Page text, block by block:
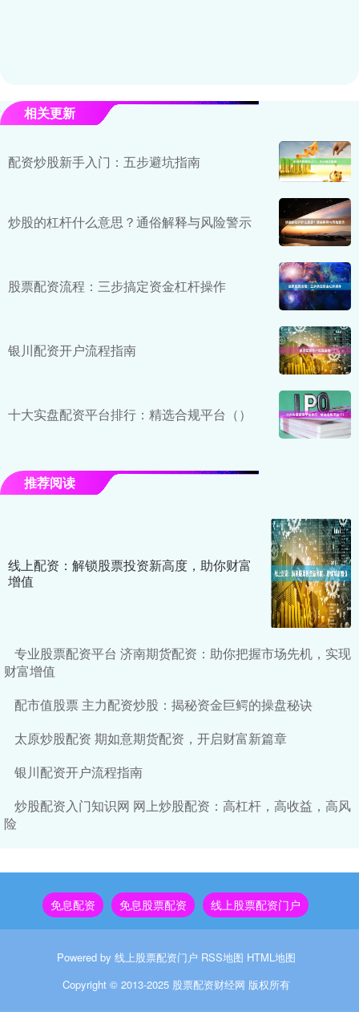
相关更新
配资炒股新手入门：五步避坑指南
炒股的杠杆什么意思？通俗解释与风险警示
股票配资流程：三步搞定资金杠杆操作
银川配资开户流程指南
十大实盘配资平台排行：精选合规平台（）
推荐阅读
线上配资：解锁股票投资新高度，助你财富
增值
专业股票配资平台 济南期货配资：助你把握市场先机，实现
财富增值
配市值股票 主力配资炒股：揭秘资金巨鳄的操盘秘诀
太原炒股配资 期如意期货配资，开启财富新篇章
银川配资开户流程指南
炒股配资入门知识网 网上炒股配资：高杠杆，高收益，高风
险
免息配资 免息股票配资 线上股票配资门户
Powered by 线上股票配资门户 RSS地图 HTML地图
Copyright © 2013-2025 股票配资财经网 版权所有